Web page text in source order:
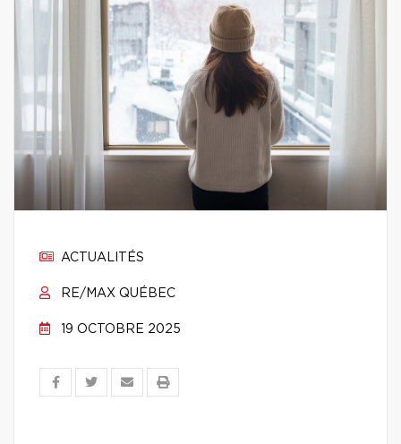
ACTUALITÉS
RE/MAX QUÉBEC
19 OCTOBRE 2025